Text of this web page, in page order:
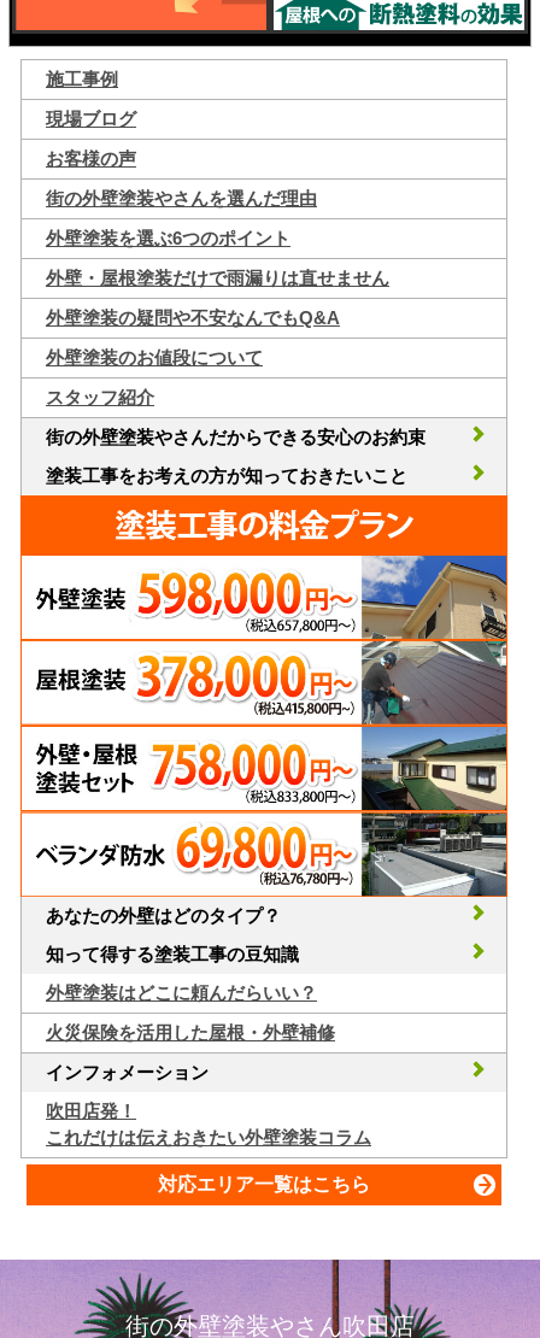
施工事例
現場ブログ
お客様の声
街の外壁塗装やさんを選んだ理由
外壁塗装を選ぶ6つのポイント
外壁・屋根塗装だけで雨漏りは直せません
外壁塗装の疑問や不安なんでもQ&A
外壁塗装のお値段について
スタッフ紹介
街の外壁塗装やさんだからできる安心のお約束
塗装工事をお考えの方が知っておきたいこと
あなたの外壁はどのタイプ？
知って得する塗装工事の豆知識
外壁塗装はどこに頼んだらいい？
火災保険を活用した屋根・外壁補修
インフォメーション
吹田店発！
これだけは伝えおきたい外壁塗装コラム
対応エリア一覧はこちら
街の外壁塗装やさん吹田店